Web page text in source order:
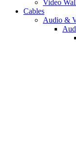
Video
Cables
Audio &